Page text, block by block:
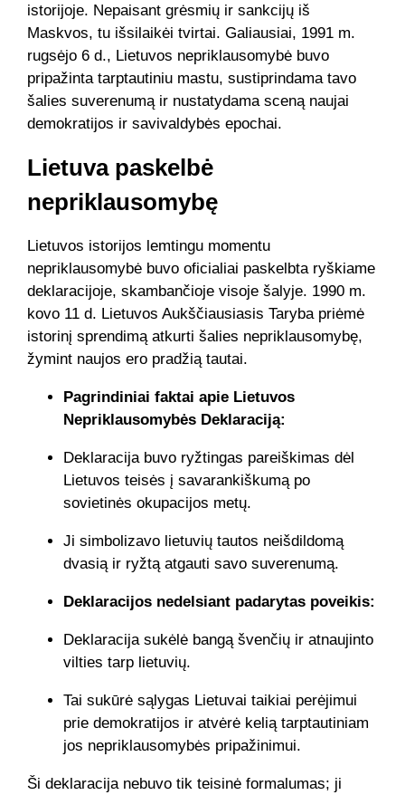
istorijoje. Nepaisant grėsmių ir sankcijų iš
Maskvos, tu išsilaikėi tvirtai. Galiausiai, 1991 m.
rugsėjo 6 d., Lietuvos nepriklausomybė buvo
pripažinta tarptautiniu mastu, sustiprindama tavo
šalies suverenumą ir nustatydama sceną naujai
demokratijos ir savivaldybės epochai.
Lietuva paskelbė
nepriklausomybę
Lietuvos istorijos lemtingu momentu
nepriklausomybė buvo oficialiai paskelbta ryškiame
deklaracijoje, skambančioje visoje šalyje. 1990 m.
kovo 11 d. Lietuvos Aukščiausiasis Taryba priėmė
istorinį sprendimą atkurti šalies nepriklausomybę,
žymint naujos ero pradžią tautai.
Pagrindiniai faktai apie Lietuvos
Nepriklausomybės Deklaraciją:
Deklaracija buvo ryžtingas pareiškimas dėl
Lietuvos teisės į savarankiškumą po
sovietinės okupacijos metų.
Ji simbolizavo lietuvių tautos neišdildomą
dvasią ir ryžtą atgauti savo suverenumą.
Deklaracijos nedelsiant padarytas poveikis:
Deklaracija sukėlė bangą švenčių ir atnaujinto
vilties tarp lietuvių.
Tai sukūrė sąlygas Lietuvai taikiai perėjimui
prie demokratijos ir atvėrė kelią tarptautiniam
jos nepriklausomybės pripažinimui.
Ši deklaracija nebuvo tik teisinė formalumas; ji